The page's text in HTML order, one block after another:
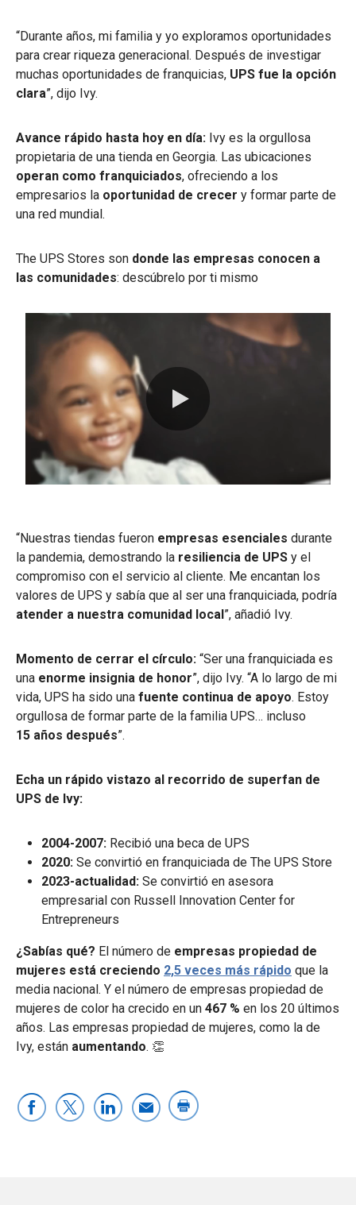
“Durante años, mi familia y yo exploramos oportunidades
para crear riqueza generacional. Después de investigar
muchas oportunidades de franquicias, UPS fue la opción
clara”, dijo Ivy.
Avance rápido hasta hoy en día: Ivy es la orgullosa
propietaria de una tienda en Georgia. Las ubicaciones
operan como franquiciados, ofreciendo a los
empresarios la oportunidad de crecer y formar parte de
una red mundial.
The UPS Stores son donde las empresas conocen a
las comunidades: descúbrelo por ti mismo
0:00 / 1:12
“Nuestras tiendas fueron empresas esenciales durante
la pandemia, demostrando la resiliencia de UPS y el
compromiso con el servicio al cliente. Me encantan los
valores de UPS y sabía que al ser una franquiciada, podría
atender a nuestra comunidad local”, añadió Ivy.
Momento de cerrar el círculo: “Ser una franquiciada es
una enorme insignia de honor”, dijo Ivy. “A lo largo de mi
vida, UPS ha sido una fuente continua de apoyo. Estoy
orgullosa de formar parte de la familia UPS… incluso
15 años después”.
Echa un rápido vistazo al recorrido de superfan de
UPS de Ivy:
2004-2007: Recibió una beca de UPS
2020: Se convirtió en franquiciada de The UPS Store
2023-actualidad: Se convirtió en asesora
empresarial con Russell Innovation Center for
Entrepreneurs
¿Sabías qué? El número de empresas propiedad de
mujeres está creciendo 2,5 veces más rápido que la
media nacional. Y el número de empresas propiedad de
mujeres de color ha crecido en un 467 % en los 20 últimos
años. Las empresas propiedad de mujeres, como la de
Ivy, están aumentando. 👏